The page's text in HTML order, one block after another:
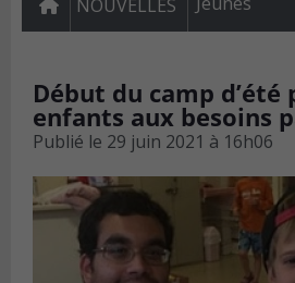
NOUVELLES
Début du camp d’été
enfants aux besoins
Publié le 29 juin 2021 à 16h06